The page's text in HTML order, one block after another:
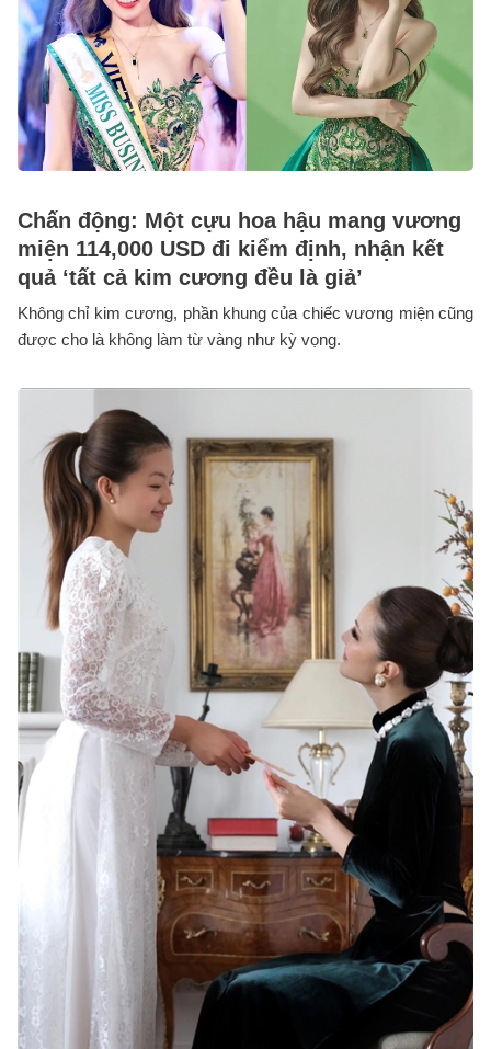
Chấn động: Một cựu hoa hậu mang vương
miện 114,000 USD đi kiểm định, nhận kết
quả ‘tất cả kim cương đều là giả’
Không chỉ kim cương, phần khung của chiếc vương miện cũng
được cho là không làm từ vàng như kỳ vọng.